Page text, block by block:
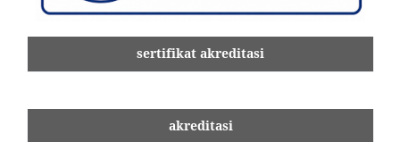
sertifikat akreditasi
akreditasi